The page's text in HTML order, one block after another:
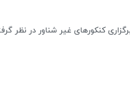
کنکورهای غیر شناور در نظر